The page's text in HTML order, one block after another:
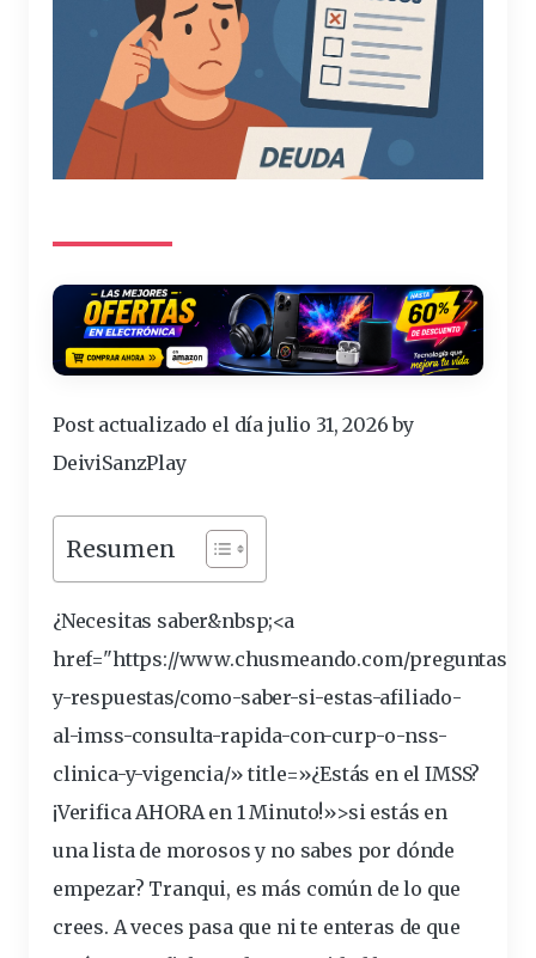
Post actualizado el día julio 31, 2026 by
DeiviSanzPlay
Resumen
¿Necesitas saber&nbsp;<a
href="https://www.chusmeando.com/preguntas-
y-respuestas/como-saber-si-estas-afiliado-
al-imss-consulta-rapida-con-curp-o-nss-
clinica-y-vigencia/» title=»¿Estás en el IMSS?
¡Verifica AHORA en 1 Minuto!»>si estás en
unalistade morososy no sabes por dónde
empezar? Tranqui, es más común de lo que
crees. A veces pasa que ni te enteras de que